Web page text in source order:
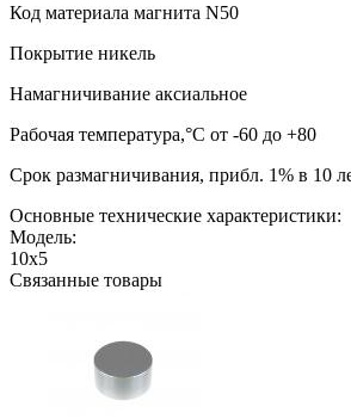
Код материала магнита N50
Покрытие никель
Намагничивание аксиальное
Рабочая температура,°C от -60 до +80
Срок размагничивания, прибл. 1% в 10
Основные технические характеристики:
Модель:
10х5
Связанные товары